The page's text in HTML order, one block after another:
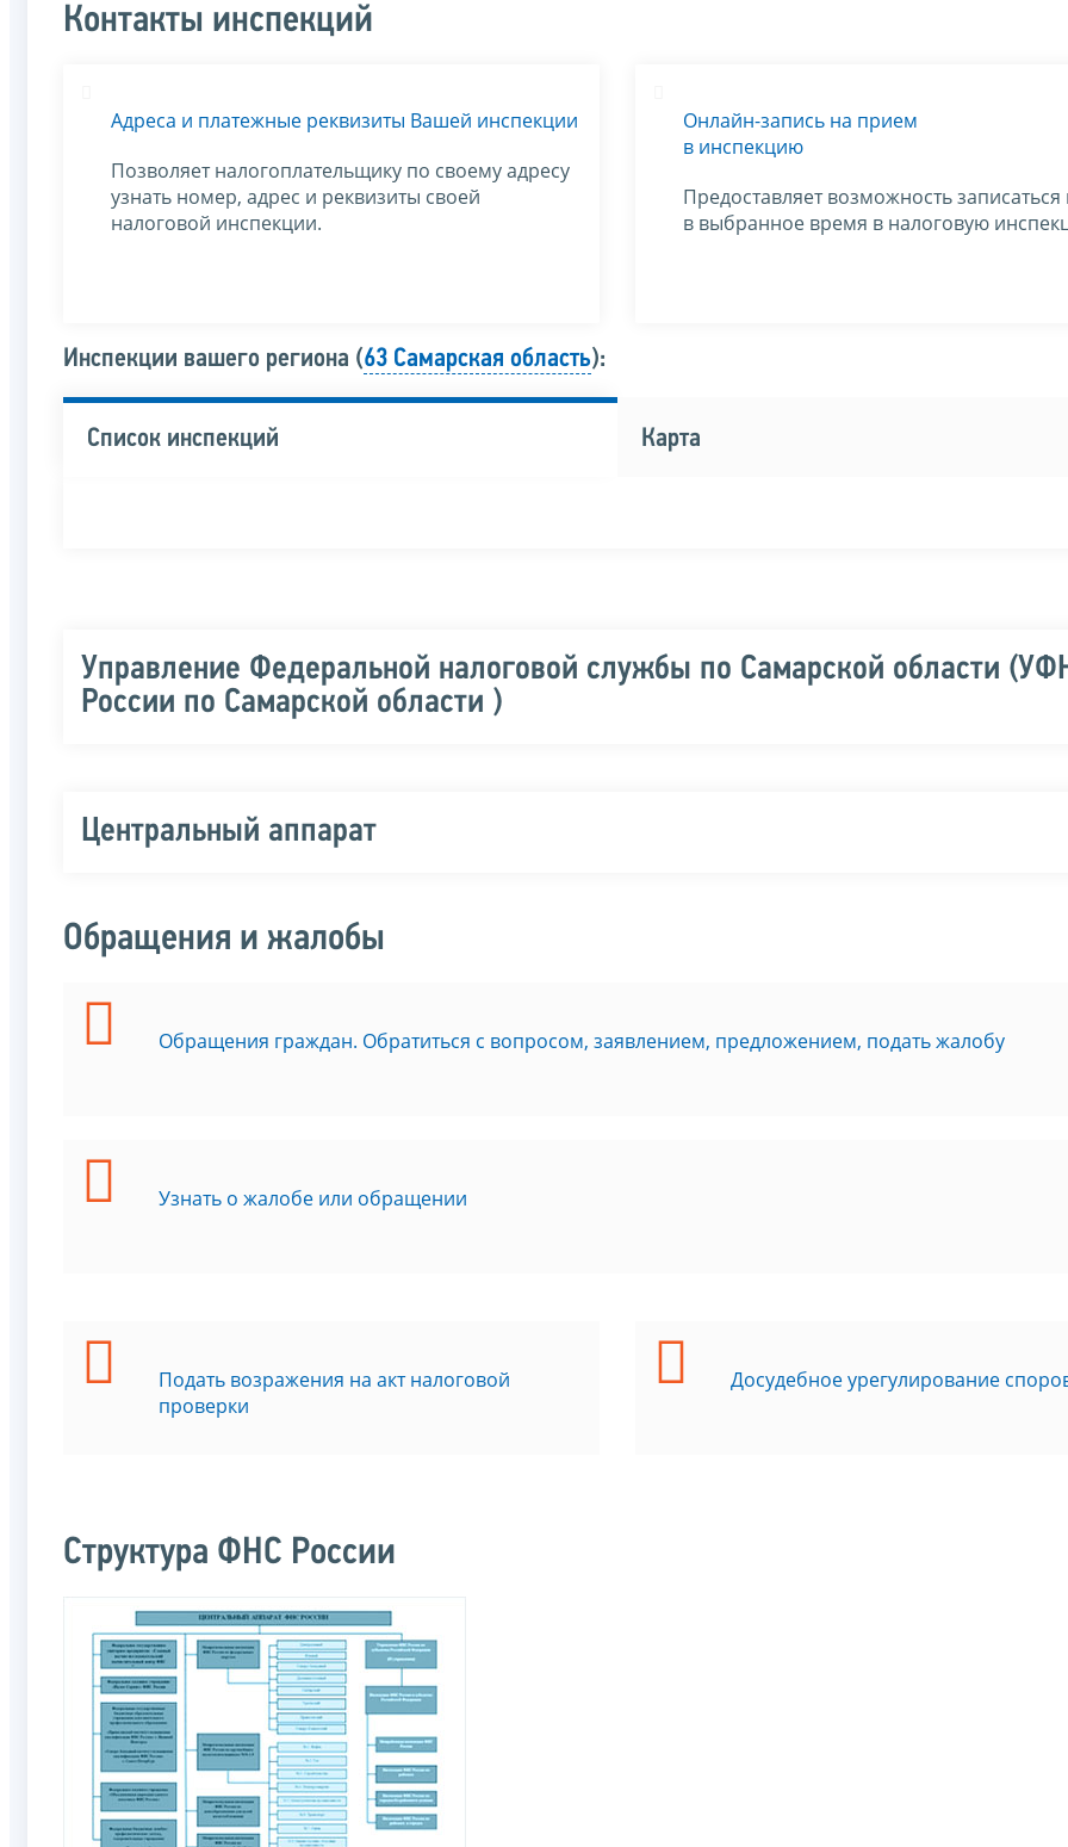
Контакты инспекций
Адреса и платежные реквизиты Вашей инспекции
Позволяет налогоплательщику по своему адресу
узнать номер, адрес и реквизиты своей
налоговой инспекции.
Онлайн-запись на прием
в инспекцию
Предоставляет возможность
в выбранное время в налоговую
Инспекции вашего региона (63 Самарская область):
Список инспекций Карта
Управление Федеральной налоговой службы по Самарской области
России по Самарской области )
Центральный аппарат
Обращения и жалобы
Обращения граждан. Обратиться с вопросом, заявлением, предложением, подать жалобу
Узнать о жалобе или обращении
Подать возражения на акт налоговой
проверки
Досудебное урегулирование
Структура ФНС России